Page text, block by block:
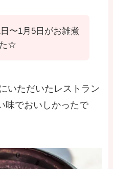
〜1月5日がお雑煮
☆
いただいたレストラン
味でおいしかったで